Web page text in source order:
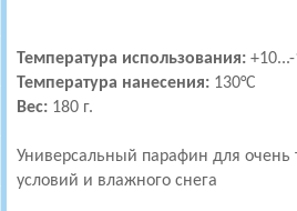
Температура использования: +10...-
Температура нанесения: 130°С
Вес: 180 г.
Универсальный парафин для очень
условий и влажного снега